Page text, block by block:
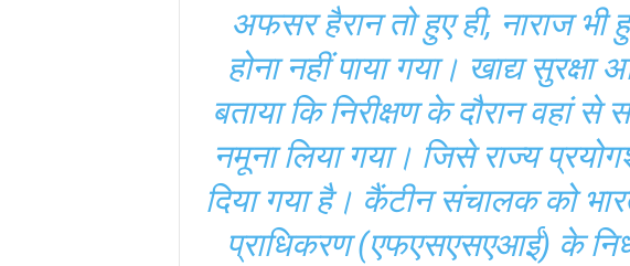
अफसर हैरान तो हुए ही, नाराज भी
होना नहीं पाया गया। खाद्य
बताया कि निरीक्षण के दौरान वहां
नमूना लिया गया। जिसे राज्य
दिया गया है। कैंटीन संचालक को
प्राधिकरण (एफएसएसएआई) के